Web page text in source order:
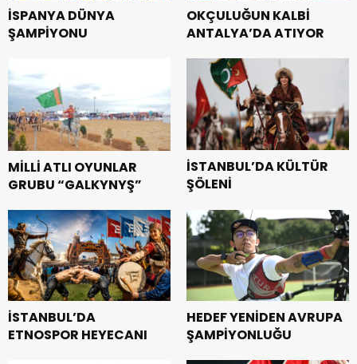
İSPANYA DÜNYA
ŞAMPİYONU
OKÇULUĞUN KALBİ
ANTALYA’DA ATIYOR
MİLLİ ATLI OYUNLAR
GRUBU “GALKYNYŞ”
İSTANBUL’DA KÜLTÜR
ŞÖLENİ
İSTANBUL’DA
ETNOSPOR HEYECANI
HEDEF YENİDEN AVRUPA
ŞAMPİYONLUĞU